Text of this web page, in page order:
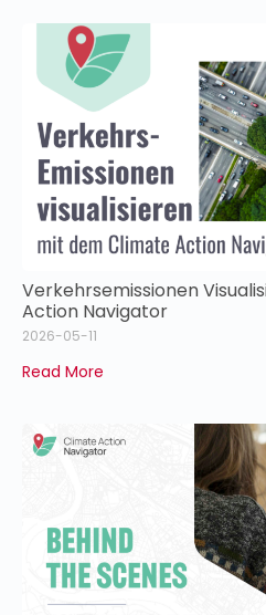
Verkehrsemissionen
Action Navigator
2026-05-11
Read More